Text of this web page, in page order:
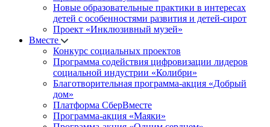
Новые образовательные практики в интересах
детей с особенностями развития и детей-сирот
Проект «Инклюзивный музей»
Вместе
Конкурс социальных проектов
Программа содействия цифровизации лидеров
социальной индустрии «Колибри»
Благотворительная программа-акция «Добрый
дом»
Платформа СберВместе
Программа-акция «Маяки»